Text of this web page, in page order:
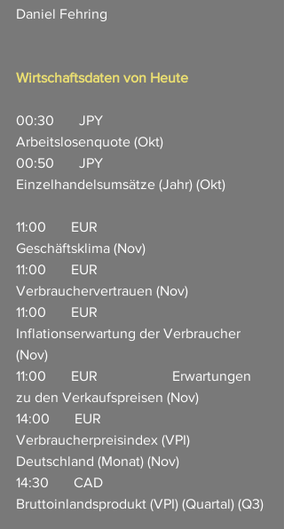
Daniel Fehring
Wirtschaftsdaten von Heute
00:30       JPY
Arbeitslosenquote (Okt)
00:50       JPY
Einzelhandelsumsätze (Jahr) (Okt)
11:00       EUR
Geschäftsklima (Nov)
11:00       EUR
Verbrauchervertrauen (Nov)
11:00       EUR
Inflationserwartung der Verbraucher
(Nov)
11:00       EUR                     Erwartungen
zu den Verkaufspreisen (Nov)
14:00       EUR
Verbraucherpreisindex (VPI)
Deutschland (Monat) (Nov)
14:30       CAD
Bruttoinlandsprodukt (VPI) (Quartal) (Q3)